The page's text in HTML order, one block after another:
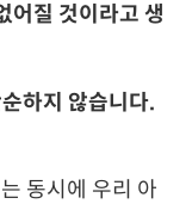
어질 것이라고 생
하지 않습니다.
동시에 우리 아